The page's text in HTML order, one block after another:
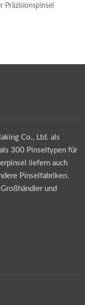
Präzisionspinsel
Co., Ltd. als
300 Pinseltypen für
liefern auch
Pinselfabriken.
und